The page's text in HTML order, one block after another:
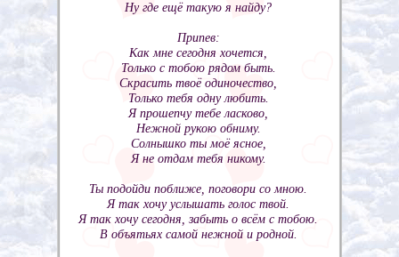
Ну где ещё такую я найду?
Припев:
Как мне сегодня хочется,
Только с тобою рядом быть.
Скрасить твоё одиночество,
Только тебя одну любить.
Я прошепчу тебе ласково,
Нежной рукою обниму.
Солнышко ты моё ясное,
Я не отдам тебя никому.
Ты подойди поближе, поговори со мною.
Я так хочу услышать голос твой.
Я так хочу сегодня, забыть о всём с тобою.
В объятьях самой нежной и родной.